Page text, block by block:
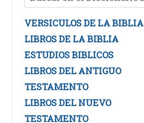
VERSICULOS DE LA BIBLIA
LIBROS DE LA BIBLIA
ESTUDIOS BIBLICOS
LIBROS DEL ANTIGUO
TESTAMENTO
LIBROS DEL NUEVO
TESTAMENTO